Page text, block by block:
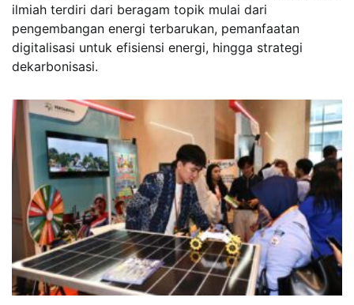
ilmiah terdiri dari beragam topik mulai dari
pengembangan energi terbarukan, pemanfaatan
digitalisasi untuk efisiensi energi, hingga strategi
dekarbonisasi.